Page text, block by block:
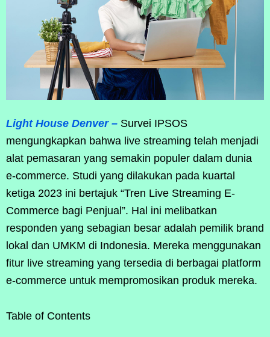
Light House Denver – Survei IPSOS
mengungkapkan bahwa live streaming telah menjadi
alat pemasaran yang semakin populer dalam dunia
e-commerce. Studi yang dilakukan pada kuartal
ketiga 2023 ini bertajuk “Tren Live Streaming E-
Commerce bagi Penjual”. Hal ini melibatkan
responden yang sebagian besar adalah pemilik brand
lokal dan UMKM di Indonesia. Mereka menggunakan
fitur live streaming yang tersedia di berbagai platform
e-commerce untuk mempromosikan produk mereka.
Table of Contents